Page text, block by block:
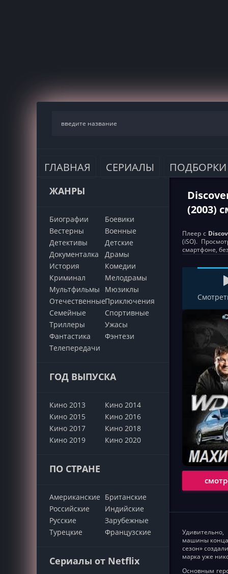
ГЛАВНАЯ СЕРИАЛЫ ПОДБОРКИ
ЖАНРЫ
Биографии
Боевики
Вестерны
Военные
Детективы
Детские
Документалка
Драмы
История
Комедии
Криминал
Мелодрамы
Мультфильмы
Мюзиклы
ОтечественныеПриключения
Семейные
Cпортивные
Триллеры
Ужасы
Фантастика
Фэнтези
Телепередачи
ГОД ВЫПУСКА
Кино 2013
Кино 2014
Кино 2015
Кино 2016
Кино 2017
Кино 2018
Кино 2019
Кино 2020
ПО СТРАНЕ
Американские Британские
Российские
Индийские
Русские
Зарубежные
Турецкие
Французские
Сериалы от Netflix
(2003)
Плеер с
(iSO).
смартфоне,
машины конца
сезон»
марка уже
Основным